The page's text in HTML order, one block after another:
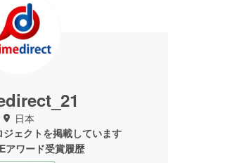
日本
ェクトを掲載しています
アワード受賞履歴